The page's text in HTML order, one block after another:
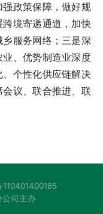
政策保障，做好规
境寄递通道，加快
服务网络；三是深
、优势制造业深度
个性化供应链解决
议、联合推进、联
公司主办